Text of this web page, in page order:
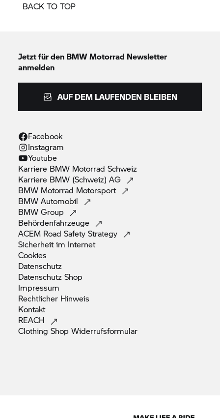
BACK TO TOP
Jetzt für den BMW Motorrad Newsletter
anmelden
AUF DEM LAUFENDEN BLEIBEN
Facebook
Instagram
Youtube
Karriere BMW Motorrad Schweiz
Karriere BMW (Schweiz)AG
BMW Motorrad Motorsport
BMWAutomobil
BMWGroup
Behördenfahrzeuge
ACEM Road SafetyStrategy
Sicherheit im Internet
Cookies
Datenschutz
DatenschutzShop
Impressum
Rechtlicher Hinweis
Kontakt
REACH
Clothing ShopWiderrufsformular